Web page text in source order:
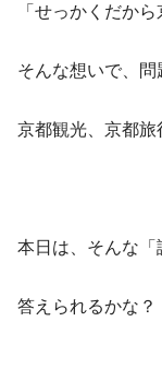
「せっかくだか
そんな想いで、問
京都観光、京都旅
本日は、そんな「
答えられるかな？